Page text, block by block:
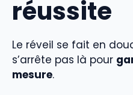
réussite
Le réveil se fait en
s’arrête pas là pour
mesure.